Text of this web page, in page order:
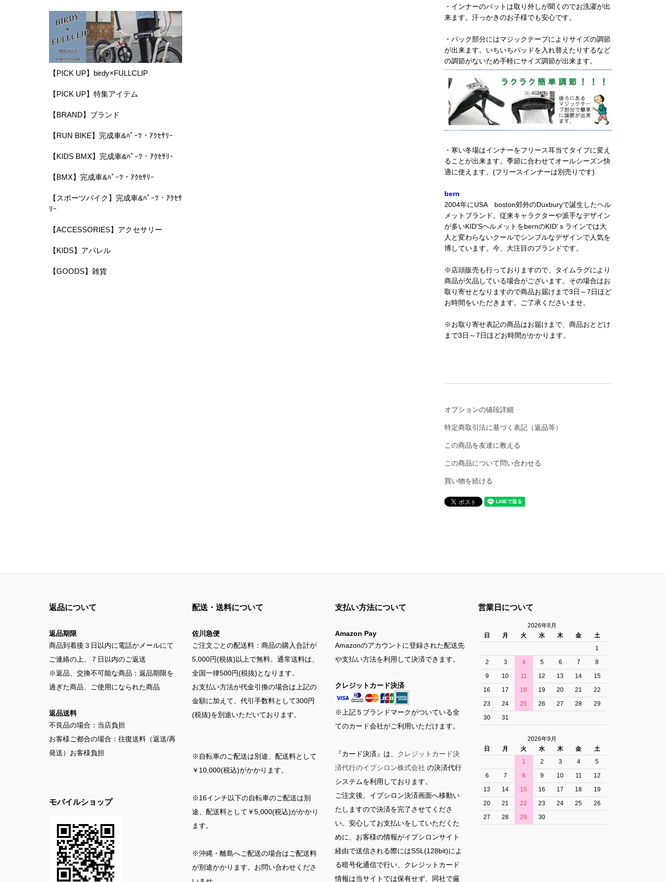
・インナーのパットは取り外しが聞くのでお洗濯が出
来ます。汗っかきのお子様でも安心です。
・バック部分にはマジックテープによりサイズの調節
が出来ます。いちいちパッドを入れ替えたりするなど
の調節がないため手軽にサイズ調節が出来ます。
・寒い冬場はインナーをフリース耳当てタイプに変え
ることが出来ます。季節に合わせてオールシーズン快
適に使えます。(フリースインナーは別売りです)
bern
2004年にUSA boston郊外のDuxburyで誕生したヘル
メットブランド。従来キャラクターや派手なデザイン
が多いKID'SヘルメットをbernのKID'ｓラインでは大
人と変わらないクールでシンプルなデザインで人気を
博しています。今、大注目のブランドです。
※店頭販売も行っておりますので、タイムラグにより
商品が欠品している場合がございます。その場合はお
取り寄せとなりますので商品お届けまで3日～7日ほど
お時間をいただきます。ご了承くださいませ。
※お取り寄せ表記の商品はお届けまで、商品おとどけ
まで3日～7日ほどお時間がかかります。
オプションの値段詳細
特定商取引法に基づく表記（返品等）
この商品を友達に教える
この商品について問い合わせる
買い物を続ける
【PICK UP】birdy×FULLCLIP
【PICK UP】特集アイテム
【BRAND】ブランド
【RUN BIKE】完成車&ﾊﾟｰﾂ・ｱｸｾｻﾘｰ
【KIDS BMX】完成車&ﾊﾟｰﾂ・ｱｸｾｻﾘｰ
【BMX】完成車&ﾊﾟｰﾂ・ｱｸｾｻﾘｰ
【スポーツバイク】完成車&ﾊﾟｰﾂ・ｱｸｾｻ
ﾘｰ
【ACCESSORIES】アクセサリー
【KIDS】アパレル
【GOODS】雑貨
返品について
返品期限
商品到着後３日以内に電話かメールにて
ご連絡の上、７日以内のご返送
※返品、交換不可能な商品：返品期限を
過ぎた商品、ご使用になられた商品
返品送料
不良品の場合：当店負担
お客様ご都合の場合：往復送料（返送/再
発送）お客様負担
配送・送料について
佐川急便
ご注文ごとの配送料：商品の購入合計が
5,000円(税抜)以上で無料。通常送料は、
全国一律500円(税抜)となります。
お支払い方法が代金引換の場合は上記の
金額に加えて、代引手数料として300円
(税抜)を別途いただいております。
※自転車のご配送は別途、配送料として
￥10,000(税込)がかかります。
※16インチ以下の自転車のご配送は別
途、配送料として￥5,000(税込)がかかり
ます。
※沖縄・離島へご配送の場合はご配送料
が別途かかります。お問い合わせくださ
支払い方法について
Amazon Pay
Amazonのアカウントに登録された配送先
や支払い方法を利用して決済できます。
クレジットカード決済
※上記５ブランドマークがついている全
てのカード会社がご利用いただけます。
『カード決済』は、 クレジットカード決
済代行のイプシロン株式会社 の決済代行
システムを利用しております。
ご注文後、イプシロン決済画面へ移動い
たしますので決済を完了させてくださ
い。安心してお支払いをしていただくた
めに、お客様の情報がイプシロンサイト
経由で送信される際にはSSL(128bit)によ
る暗号化通信で行い、クレジットカード
情報は当サイトでは保有せず、同社で厳
営業日について
2026年8月
日
月 火 水 木 金
土
1
2
3 4 5 6 7
8
9
10 11 12 13 14
15
16
17 18 19 20 21
22
23
24 25 26 27 28
29
30
31
2026年9月
日
月 火 水 木 金
土
1
2 3 4
5
6
7 8 9 10 11
12
13
14 15 16 17 18
19
20
21 22 23 24 25
26
27
28 29 30
モバイルショップ